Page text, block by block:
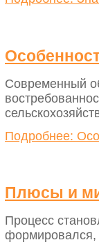
Современный
Подробнее:
Плюсы и
Процесс
формировался,